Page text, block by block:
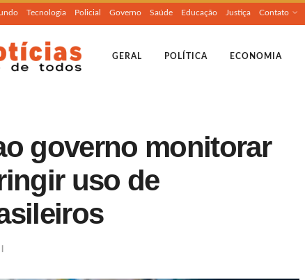
Tecnologia Policial Governo Saúde Educação Justiça Contato
GERAL POLÍTICA ECONOMIA
governo monitorar
uso de